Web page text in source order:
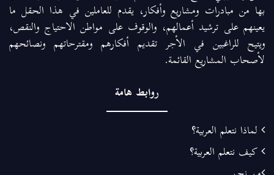
بها من مبادرات ومشاريع وأفكار، يقدم للعاملين في هذا الحقل ما
يعينهم على ترشيد أعمالهم، والوقوف على مواطن الاحتياج والنقص،
ويتيح للراغبين في الأجر تقديم أفكارهم ومقترحاتهم ونصائحهم
لأصحاب المشاريع القائمة.
روابط هامة
لماذا نتعلم العربية؟
كيف نتعلم العربية؟